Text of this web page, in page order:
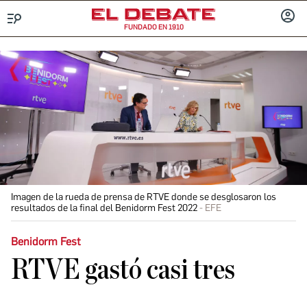
FUNDADO EN 1910
Imagen de la rueda de prensa de RTVE donde se desglosaron los
resultados de la final del Benidorm Fest 2022
EFE
Benidorm Fest
RTVE gastó casi tres